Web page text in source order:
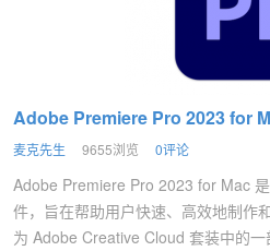
Adobe Premiere Pro 2023 for
麦克先生 9655浏览 0评论
Adobe Premiere Pro 2023 for Mac
件，旨在帮助用户快速、高效地制作
为 Adobe Creative Cloud 套装中的